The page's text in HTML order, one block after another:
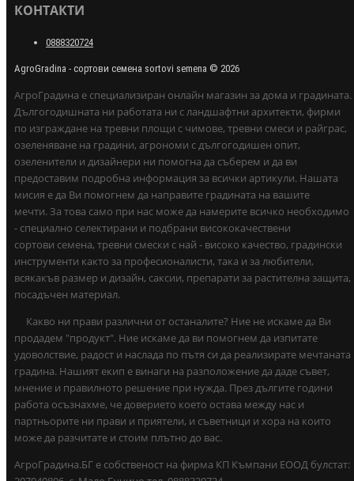
КОНТАКТИ
0888320724
AgroGradina - сортови семена sortovi semena © 2026
АгроГрадина е специализиран онлайн магазин за дома и градината.
Дългогодишната ни работата ни с ландшафтни архитекти, фирми
по изграждане на тревни площи с чимове, тревни смеси и райграс,
озеленяване на градини, агрономи с дългогодишен опит,
озеленители и дизайнери ни помогна да съберем и да ви
предоставим подробна информация за всички артикули. Нашата
мисия е да Ви помогнем да направите градината на вашите
мечти. За това само при нас може да намерите всичко необходимо
- специално селектирани и подбрани висококачествени
сортови семена, тревни смески с най - високо качество, градински
инструменти както за професионалисти, така и за любители,
всякакъв размер и дизайн, саксии, препарати за растителна защита,
посадъчен материал.
Какво ни прави различни от останалите? Ние не искаме да Ви
продадем "продукт". Ние искаме да ви помогнем да изпитате
удоволствие, радост и наслада по пътя си да реализирате мечтаната
градина. Нашият екип е винаги на разположение да даде съвет,
мнение и правилното решение при нужда. През дългите години
работа осъзнахме, че доверието което остава между нас и
партньорите ни прави и приятели, и съветници и хора на които
може да разчитате и стоим плътно до вас.
АгроГрадина.БГ е собственост на фирма КП Къмпани ЕООД булстат: